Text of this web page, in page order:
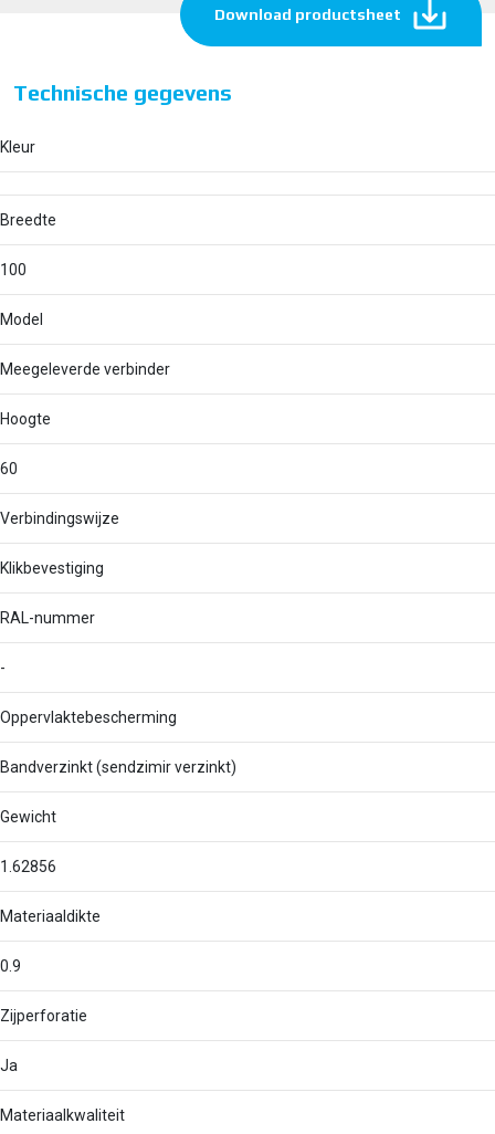
Download productsheet
Technische gegevens
Kleur
Breedte
100
Model
Meegeleverde verbinder
Hoogte
60
Verbindingswijze
Klikbevestiging
RAL-nummer
-
Oppervlaktebescherming
Bandverzinkt (sendzimir verzinkt)
Gewicht
1.62856
Materiaaldikte
0.9
Zijperforatie
Ja
Materiaalkwaliteit